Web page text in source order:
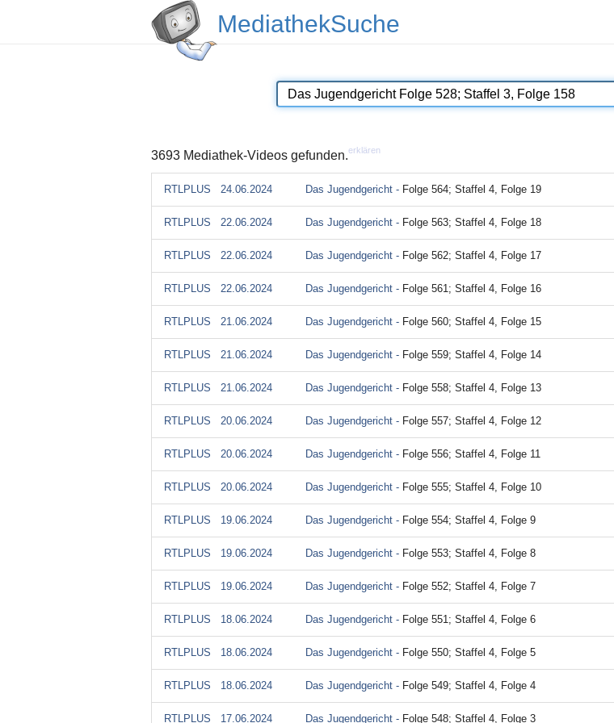
MediathekSuche
3693 Mediathek-Videos gefunden.erklären
RTLPLUS 24.06.2024 Das Jugendgericht - Folge 564; Staffel 4, Folge 19
RTLPLUS 22.06.2024 Das Jugendgericht - Folge 563; Staffel 4, Folge 18
RTLPLUS 22.06.2024 Das Jugendgericht - Folge 562; Staffel 4, Folge 17
RTLPLUS 22.06.2024 Das Jugendgericht - Folge 561; Staffel 4, Folge 16
RTLPLUS 21.06.2024 Das Jugendgericht - Folge 560; Staffel 4, Folge 15
RTLPLUS 21.06.2024 Das Jugendgericht - Folge 559; Staffel 4, Folge 14
RTLPLUS 21.06.2024 Das Jugendgericht - Folge 558; Staffel 4, Folge 13
RTLPLUS 20.06.2024 Das Jugendgericht - Folge 557; Staffel 4, Folge 12
RTLPLUS 20.06.2024 Das Jugendgericht - Folge 556; Staffel 4, Folge 11
RTLPLUS 20.06.2024 Das Jugendgericht - Folge 555; Staffel 4, Folge 10
RTLPLUS 19.06.2024 Das Jugendgericht - Folge 554; Staffel 4, Folge 9
RTLPLUS 19.06.2024 Das Jugendgericht - Folge 553; Staffel 4, Folge 8
RTLPLUS 19.06.2024 Das Jugendgericht - Folge 552; Staffel 4, Folge 7
RTLPLUS 18.06.2024 Das Jugendgericht - Folge 551; Staffel 4, Folge 6
RTLPLUS 18.06.2024 Das Jugendgericht - Folge 550; Staffel 4, Folge 5
RTLPLUS 18.06.2024 Das Jugendgericht - Folge 549; Staffel 4, Folge 4
RTLPLUS 17.06.2024 Das Jugendgericht - Folge 548; Staffel 4, Folge 3